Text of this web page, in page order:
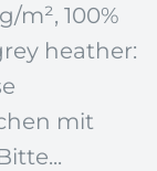
m², 100%
heather:
mit